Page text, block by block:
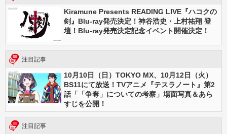
Kiramune Presents READING LIVE『ハコクの
剣』Blu-ray発売決定！神谷浩史・上村祐翔 登
壇！Blu-ray発売決定記念イベント開催決定！
注目記事
10月10日（日）TOKYO MX、10月12日（火）
BS11にて放送！TVアニメ『テスラノート』第2
話「「争奪」についての考察」場面写真＆あら
すじを公開！
注目記事